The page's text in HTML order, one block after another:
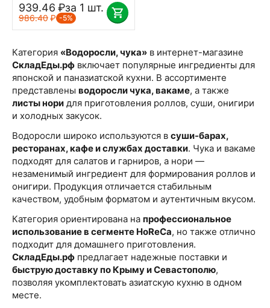
Категория «Водоросли, чука» в интернет-магазине
СкладЕды.рф включает популярные ингредиенты для
японской и паназиатской кухни. В ассортименте
представлены водоросли чука, вакаме, а также
листы нори для приготовления роллов, суши, онигири
и холодных закусок.
Водоросли широко используются в суши-барах,
ресторанах, кафе и службах доставки. Чука и вакаме
подходят для салатов и гарниров, а нори —
незаменимый ингредиент для формирования роллов и
онигири. Продукция отличается стабильным
качеством, удобным форматом и аутентичным вкусом.
Категория ориентирована на профессиональное
использование в сегменте HoReCa, но также отлично
подходит для домашнего приготовления.
СкладЕды.рф предлагает надежные поставки и
быструю доставку по Крыму и Севастополю,
позволяя укомплектовать азиатскую кухню в одном
месте.
939.46 ₽за 1 шт.
986.40₽ -5%